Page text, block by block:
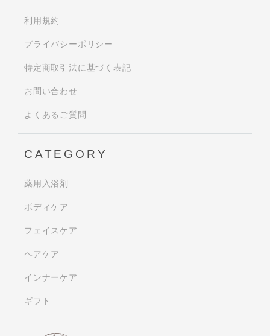
利用規約
プライバシーポリシー
特定商取引法に基づく表記
お問い合わせ
よくあるご質問
CATEGORY
薬用入浴剤
ボディケア
フェイスケア
ヘアケア
インナーケア
ギフト